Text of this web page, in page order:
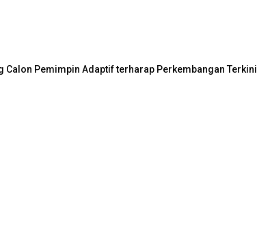
Calon Pemimpin Adaptif terharap Perkembangan Terkini